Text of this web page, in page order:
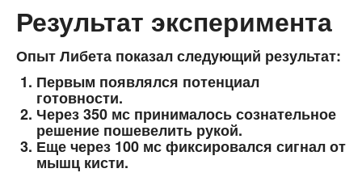
Результат эксперимента
Опыт Либета показал следующий результат:
Первым появлялся потенциал
готовности.
Через 350 мс принималось сознательное
решение пошевелить рукой.
Еще через 100 мс фиксировался сигнал от
мышц кисти.